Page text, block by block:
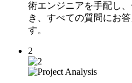
術エンジニアを手配し
き、すべての質問にお
す。
2